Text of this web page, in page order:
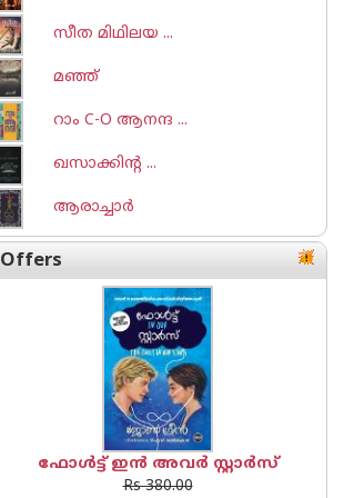
സീത മിഥിലയ ...
മഞ്ഞ്
റാം C-O ആനന്ദ ...
ഖസാക്കിന്റ ...
ആരാച്ചാര്‍
Offers
ഫോൾട്ട് ഇൻ അവർ സ്റ്റാർസ്
Rs 380.00